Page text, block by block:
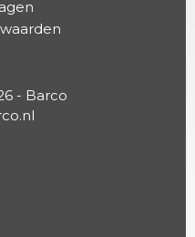
- Barco